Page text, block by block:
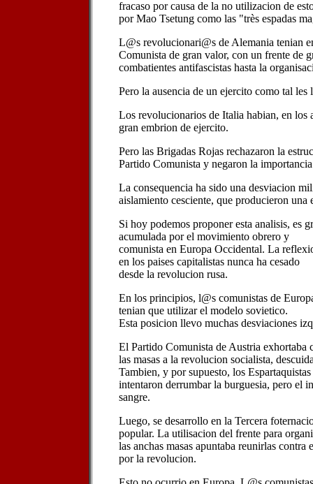
fracaso por causa de la no utilizacion de
por Mao Tsetung como las "très espadas
L@s revolucionari@s de Alemania tenian
Comunista de gran valor, con un frente de
combatientes antifascistas hasta la
Pero la ausencia de un ejercito como tal les
Los revolucionarios de Italia habian, en los
gran embrion de ejercito.
Pero las Brigadas Rojas rechazaron la
Partido Comunista y negaron la
La consequencia ha sido una desviacion
aislamiento cesciente, que producieron una
Si hoy podemos proponer esta analisis, es
acumulada por el movimiento obrero y
comunista en Europa Occidental. La
en los paises capitalistas nunca ha cesado
desde la revolucion rusa.
En los principios, l@s comunistas de
tenian que utilizar el modelo sovietico.
Esta posicion llevo muchas desviaciones
El Partido Comunista de Austria exhortaba
las masas a la revolucion socialista,
Tambien, y por supuesto, los
intentaron derrumbar la burguesia, pero el
sangre.
Luego, se desarrollo en la Tercera
popular. La utilisacion del frente para
las anchas masas apuntaba reunirlas contra
por la revolucion.